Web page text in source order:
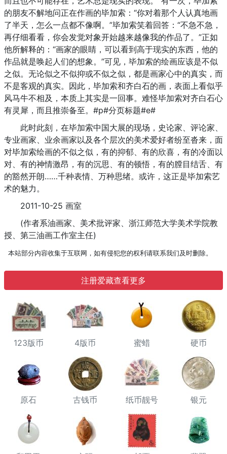
的朋友不解地问正在作画的毕加索：“你对着那个人认真地画
了半天，怎么一点都不像啊。”毕加索笑着回答：“不急不急，
再仔细看看，你会发觉对象开始越来越像我的作品了。”正如
他所解释的：“画家的眼睛，可以看到高于现实的东西，他的
作品就是唤起人们的想象。”可见，毕加索的绘画应该是不似
之似。无论似之不似抑或不似之似，都是画家心中的真实，而
不是客观的真实。因此，毕加索和齐白石的画，表面上看似乎
风马牛不相及，本质上其实是一回事。难怪毕加索对齐白石心
有灵犀，而且推崇备至。#p#分页标题#e#
此时此刻，在毕加索中国大展的现场，史论家、评论家、
专业画家、业余画家以及各个层次的美术爱好者纷至沓来，面
对毕加索绘画的不似之似，有的抑郁、有的欣喜，有的冷面以
对、有的神情激昂，有的沉思、有的顿悟，有的膛目结舌、有
的豁然开朗……千种表情、万种思绪。或许，这正是毕加索艺
术的魅力。
2011-10-25 画室
(作者系油画家、美术批评家、浙江师范大学美术学院教
授、第三油画工作室主任)
本站部分内容收集于互联网，如有侵犯您的权利请联系我们及时删除。
注册爱藏查看更多
123版币 4版币 蜜蜡 硬币
原石 古钱币 纸币靓号 银元